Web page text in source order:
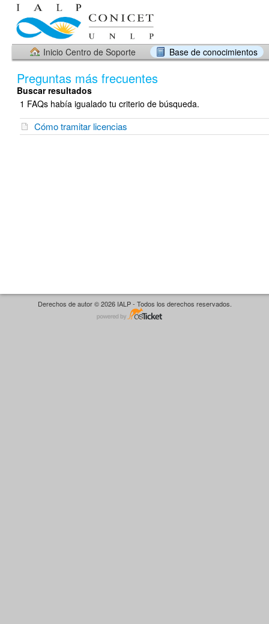
Inicio Centro de Soporte Base de conocimientos
Preguntas más frecuentes
Buscar resultados
1 FAQs había igualado tu criterio de búsqueda.
Cómo tramitar licencias
Derechos de autor © 2026 IALP - Todos los derechos reservados.